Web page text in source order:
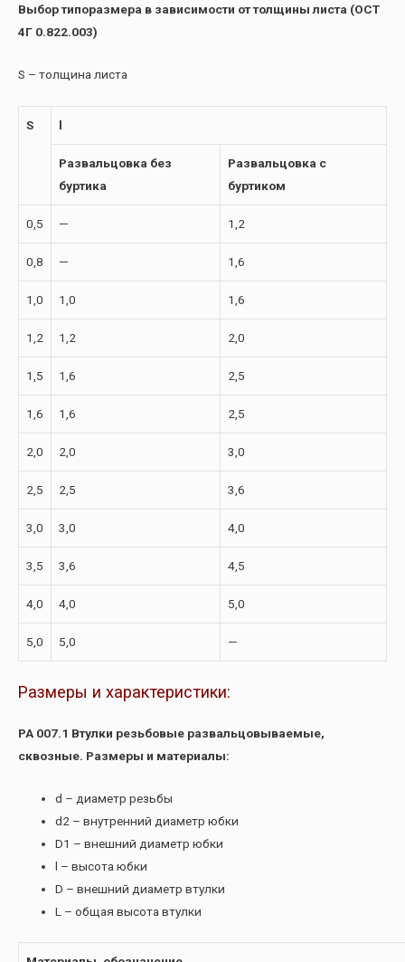
Выбор типоразмера в зависимости от толщины листа (ОСТ
4Г 0.822.003)
S – толщина листа
S l
Развальцовка без
буртика
Развальцовка с
буртиком
0,5 — 1,2
0,8 — 1,6
1,0 1,0 1,6
1,2 1,2 2,0
1,5 1,6 2,5
1,6 1,6 2,5
2,0 2,0 3,0
2,5 2,5 3,6
3,0 3,0 4,0
3,5 3,6 4,5
4,0 4,0 5,0
5,0 5,0 —
Размеры и характеристики:
РА 007.1 Втулки резьбовые развальцовываемые,
сквозные. Размеры и материалы:
d – диаметр резьбы
d2 – внутренний диаметр юбки
D1 – внешний диаметр юбки
l – высота юбки
D – внешний диаметр втулки
L – общая высота втулки